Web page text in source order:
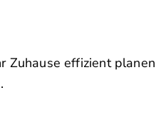
Zuhause effizient planen